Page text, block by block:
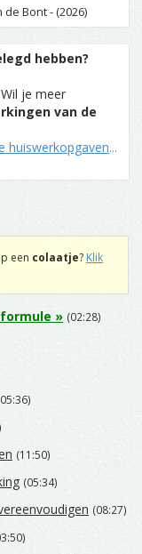
Bont - (2026)
hebben?
je meer
van de
huiswerkopgaven...
een colaatje? Klik
» (02:28)
(11:50)
(05:34)
(08:27)